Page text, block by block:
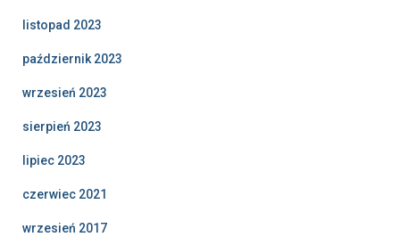
listopad 2023
październik 2023
wrzesień 2023
sierpień 2023
lipiec 2023
czerwiec 2021
wrzesień 2017